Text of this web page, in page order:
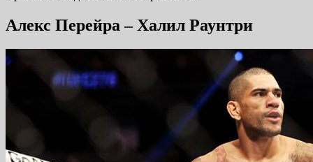
Алекс Перейра – Халил Раунтри